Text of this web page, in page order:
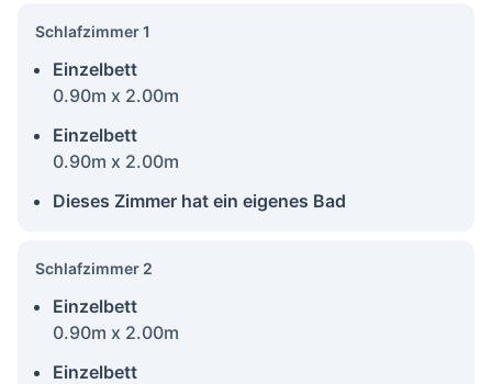
Schlafzimmer 1
Einzelbett
0.90m x 2.00m
Einzelbett
0.90m x 2.00m
Dieses Zimmer hat ein eigenes Bad
Schlafzimmer 2
Einzelbett
0.90m x 2.00m
Einzelbett